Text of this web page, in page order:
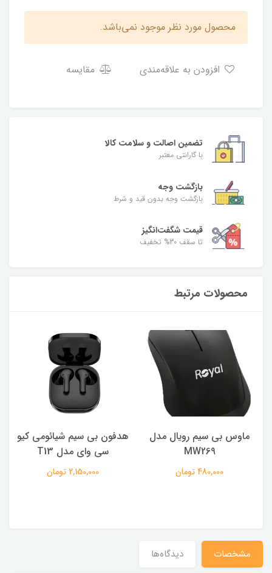
محصول مورد نظر موجود نمی‌باشد.
مقایسه
تضمین اصالت و سلامت کالا
با گارانتی معتبر
بازگشت وجه
بازگشت وجه بدون قید و شرط
قیمت شگفت‌انگیز
تا سقف 30% تخفیف
محصولات مرتبط
ماوس بی سیم رویال مدل
MW269
480,000 تومان
هدفون بی سیم شیائومی کیو
سی وای مدل T13
2,150,000 تومان
مشخصات دیدگاه‌ها